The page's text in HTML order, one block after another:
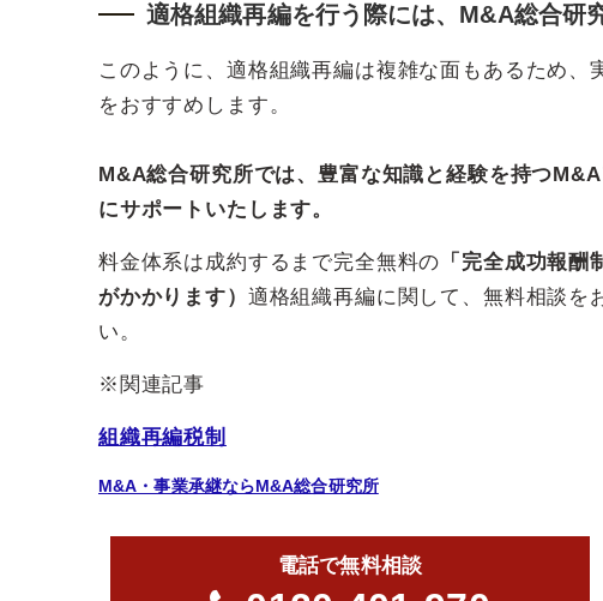
適格組織再編を行う際には、M&A総合研
このように、適格組織再編は複雑な面もあるため
をおすすめします。
M&A総合研究所では、豊富な知識と経験を持つ
にサポートいたします。
料金体系は成約するまで完全無料の 「完全成功報
がかかります） 適格組織再編に関して、無料相談を
い。
※関連記事
組織再編税制
M&A・事業承継ならM&A総合研究所
電話で無料相談